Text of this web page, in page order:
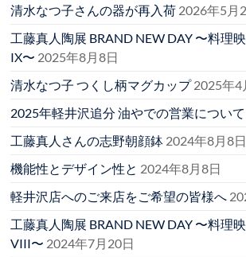
清水なつ子さんの器が再入荷 2026年5月
工藤真人陶展 BRAND NEW DAY 〜料理
IX〜 2025年8月8日
清水なつ子 つくし柄マグカップ2025年4
2025年軽井沢追分 油やでの営業について
工藤真人さんの志野朝顔鉢 2024年8月8日
機能性とデザイン性と 2024年8月8日
軽井沢店へのご来店をご希望の皆様へ
工藤真人陶展 BRAND NEW DAY 〜料理
VIII〜 2024年7月20日